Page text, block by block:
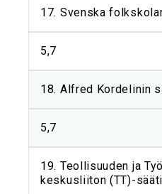
17. Svenska
5,7
18. Alfred Kordelinin
5,7
19. Teollisuuden ja
keskusliiton (TT)-